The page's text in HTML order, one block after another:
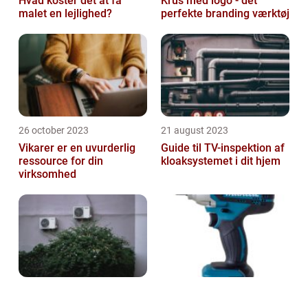
malet en lejlighed?
perfekte branding værktøj
26 october 2023
Vikarer er en uvurderlig
ressource for din
virksomhed
21 august 2023
Guide til TV-inspektion af
kloaksystemet i dit hjem